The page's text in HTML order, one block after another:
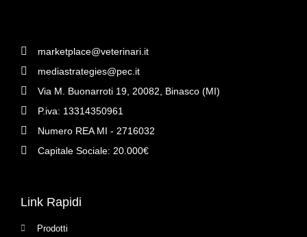
marketplace@veterinari.it
mediastrategies@pec.it
Via M. Buonarroti 19, 20082, Binasco (MI)
P.iva: 13314350961
Numero REA MI - 2716032
Capitale Sociale: 20.000€
Link Rapidi
Prodotti